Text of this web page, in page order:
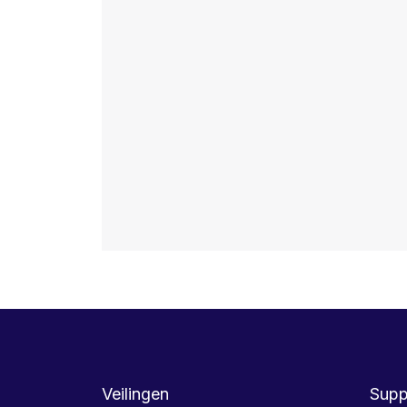
Veilingen